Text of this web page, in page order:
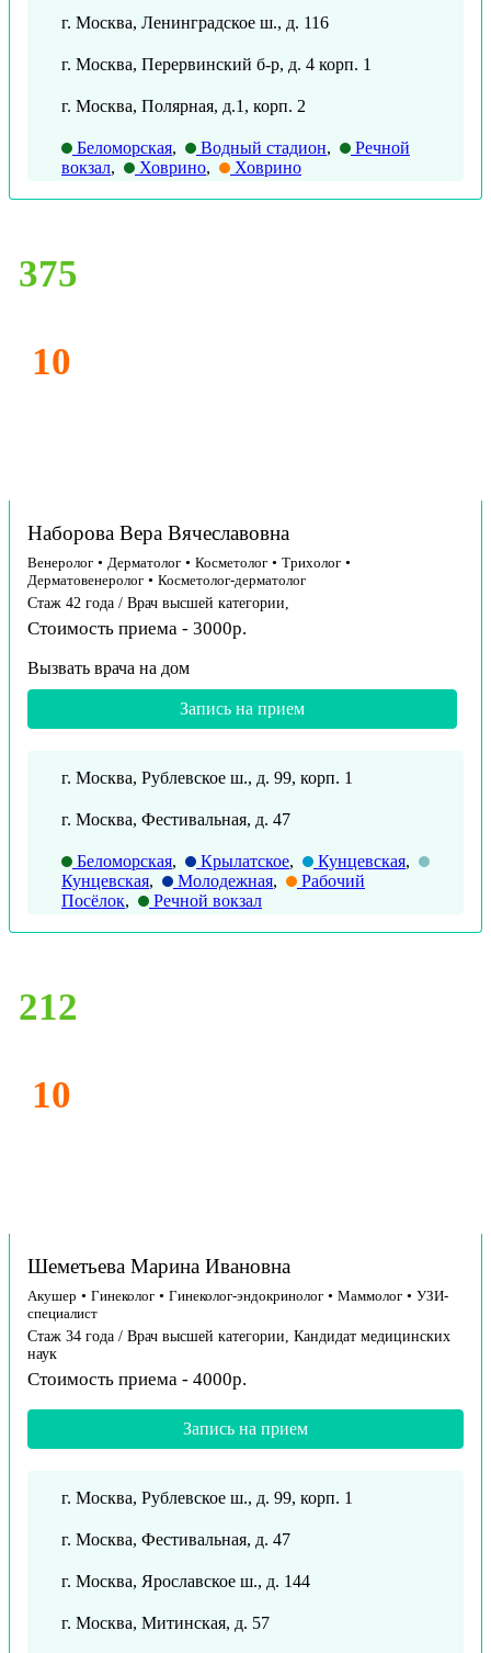
г. Москва, Ленинградское ш., д. 116
г. Москва, Перервинский б-р, д. 4 корп. 1
г. Москва, Полярная, д.1, корп. 2
Беломорская, Водный стадион,
Речной
вокзал, Ховрино, Ховрино
375
10
Наборова Вера Вячеславовна
Венеролог • Дерматолог • Косметолог • Трихолог •
Дерматовенеролог • Косметолог-дерматолог
Стаж 42 года / Врач высшей категории,
Стоимость приема - 3000р.
Вызвать врача на дом
Запись на прием
г. Москва, Рублевское ш., д. 99, корп. 1
г. Москва, Фестивальная, д. 47
Беломорская, Крылатское, Кунцевская,
Кунцевская, Молодежная,
Рабочий
Посёлок, Речной вокзал
212
10
Шеметьева Марина Ивановна
Акушер • Гинеколог • Гинеколог-эндокринолог • Маммолог • УЗИ-
специалист
Стаж 34 года / Врач высшей категории, Кандидат медицинских
наук
Стоимость приема - 4000р.
Запись на прием
г. Москва, Рублевское ш., д. 99, корп. 1
г. Москва, Фестивальная, д. 47
г. Москва, Ярославское ш., д. 144
г. Москва, Митинская, д. 57